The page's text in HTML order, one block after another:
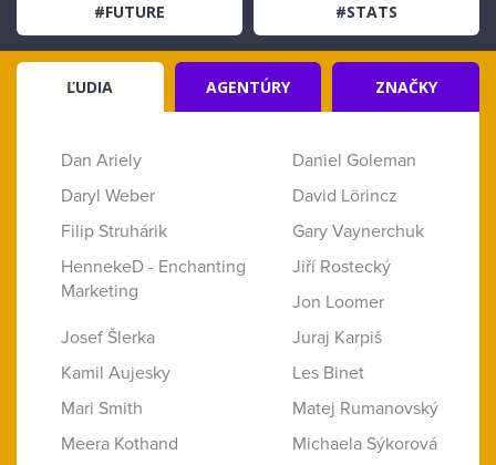
#FUTURE #STATS
ĽUDIA AGENTÚRY ZNAČKY
Dan Ariely
Daniel Goleman
Daryl Weber
David Lörincz
Filip Struhárik
Gary Vaynerchuk
HennekeD - Enchanting
Marketing
Jiří Rostecký
Jon Loomer
Josef Šlerka
Juraj Karpiš
Kamil Aujesky
Les Binet
Mari Smith
Matej Rumanovský
Meera Kothand
Michaela Sýkorová